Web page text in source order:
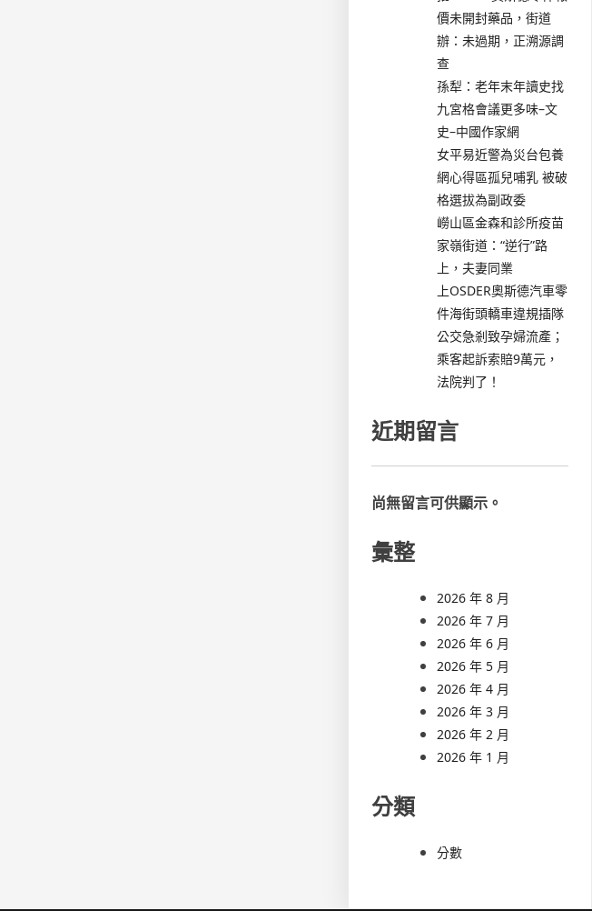
價未開封藥品，街道
辦：未過期，正溯源調
查
孫犁：老年末年讀史找
九宮格會議更多味–文
史–中國作家網
女平易近警為災台包養
網心得區孤兒哺乳 被破
格選拔為副政委
嶗山區金森和診所疫苗
家嶺街道：“逆行”路
上，夫妻同業
上OSDER奧斯德汽車零
件海街頭轎車違規插隊
公交急剎致孕婦流產；
乘客起訴索賠9萬元，
法院判了！
近期留言
尚無留言可供顯示。
彙整
2026 年 8 月
2026 年 7 月
2026 年 6 月
2026 年 5 月
2026 年 4 月
2026 年 3 月
2026 年 2 月
2026 年 1 月
分類
分數